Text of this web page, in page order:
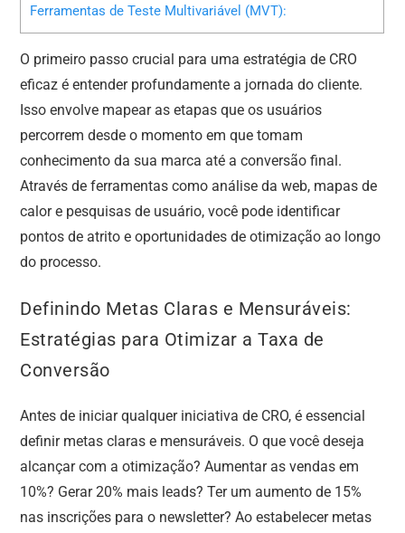
Ferramentas de Teste Multivariável (MVT):
O primeiro passo crucial para uma estratégia de CRO
eficaz é entender profundamente a jornada do cliente.
Isso envolve mapear as etapas que os usuários
percorrem desde o momento em que tomam
conhecimento da sua marca até a conversão final.
Através de ferramentas como análise da web, mapas de
calor e pesquisas de usuário, você pode identificar
pontos de atrito e oportunidades de otimização ao longo
do processo.
Definindo Metas Claras e Mensuráveis:
Estratégias para Otimizar a Taxa de
Conversão
Antes de iniciar qualquer iniciativa de CRO, é essencial
definir metas claras e mensuráveis. O que você deseja
alcançar com a otimização? Aumentar as vendas em
10%? Gerar 20% mais leads? Ter um aumento de 15%
nas inscrições para o newsletter? Ao estabelecer metas